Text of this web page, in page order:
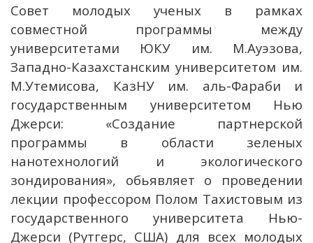
Совет молодых ученых в рамках
совместной программы между
университетами ЮКУ им. М.Ауэзова,
Западно-Казахстанским университетом им.
М.Утемисова, КазНУ им. аль-Фараби и
государственным университетом Нью
Джерси: «Создание партнерской
программы в области зеленых
нанотехнологий и экологического
зондирования», обьявляет о проведении
лекции профессором Полом Тахистовым из
государственного университета Нью-
Джерси (Рутгерс, США) для всех молодых